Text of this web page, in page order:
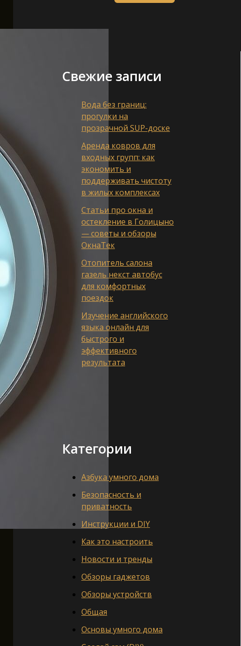
Свежие записи
Вода без границ:
прогулки на
прозрачной SUP-доске
Аренда ковров для
входных групп: как
экономить и
поддерживать чистоту
в жилых комплексах
Статьи про окна и
остекление в Голицыно
— советы и обзоры
ОкнаТек
Отопитель салона
газель некст автобус
для комфортных
поездок
Изучение английского
языка онлайн для
быстрого и
эффективного
результата
Категории
Азбука умного дома
Безопасность и
приватность
Инструкции и DIY
Как это настроить
Новости и тренды
Обзоры гаджетов
Обзоры устройств
Общая
Основы умного дома